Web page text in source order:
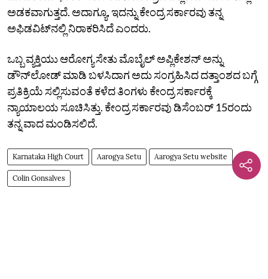
ಅಡಕವಾಗುತ್ತದೆ. ಅದಾಗ್ಯೂ, ಇದನ್ನು ಕೇಂದ್ರ ಸರ್ಕಾರವು ತನ್ನ
ಅಫಿಡವಿಟ್‌ನಲ್ಲಿ ನಿರಾಕರಿಸಿದೆ ಎಂದರು.
ಒಬ್ಬ ವ್ಯಕ್ತಿಯು ಆರೋಗ್ಯ ಸೇತು ಮೊಬೈಲ್ ಅಪ್ಲಿಕೇಶನ್ ಅನ್ನು
ಡೌನ್‌ಲೋಡ್ ಮಾಡಿ ಬಳಸಿದಾಗ ಅದು ಸಂಗ್ರಹಿಸಿದ ದತ್ತಾಂಶದ ಬಗ್ಗೆ
ಪ್ರತಿಕ್ರಿಯೆ ಸಲ್ಲಿಸುವಂತೆ ಕಳೆದ ತಿಂಗಳು ಕೇಂದ್ರ ಸರ್ಕಾರಕ್ಕೆ
ನ್ಯಾಯಾಲಯ ಸೂಚಿಸಿತ್ತು. ಕೇಂದ್ರ ಸರ್ಕಾರವು ಡಿಸೆಂಬರ್‌ 15ರಂದು
ತನ್ನ ವಾದ ಮಂಡಿಸಲಿದೆ.
Karnataka High Court Aarogya Setu Aarogya Setu website
Colin Gonsalves